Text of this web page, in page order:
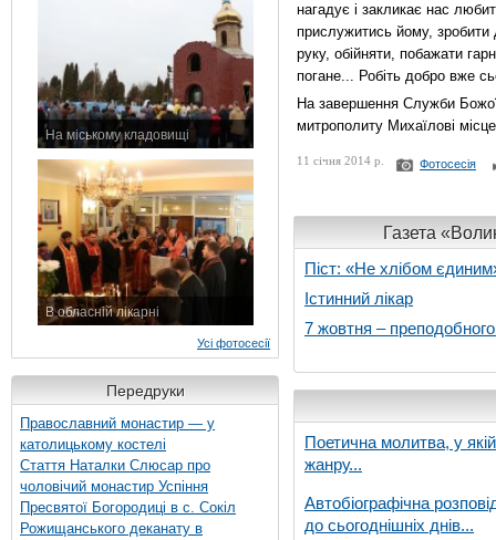
На міському кладовищі
В обласній лікарні
Усі фотосесії
Передруки
Православний монастир — у
католицькому костелі
Стаття Наталки Слюсар про
чоловічий монастир Успіння
Пресвятої Богородиці в с. Сокіл
Рожищанського деканату в
нагадує і закликає нас
прислужитись йому, зробити
руку, обійняти, побажати
погане... Робіть добро вже
На завершення Служби
митрополиту Михаїлові
11 січня 2014 р. Фотосесія
Газета
Піст: «Не хлібом
Істинний лікар
7 жовтня –
Поетична молитва, у
жанру...
Автобіографічна
до сьогоднішніх днів...